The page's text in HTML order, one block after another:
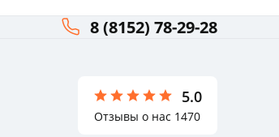
8 (8152) 78-29-28
5.0
Отзывы о нас 1470